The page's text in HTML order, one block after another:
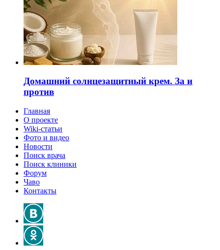
Домашний солнцезащитный крем. За и
против
Главная
О проекте
Wiki-статьи
Фото и видео
Новости
Поиск врача
Поиск клиники
Форум
Чаво
Контакты